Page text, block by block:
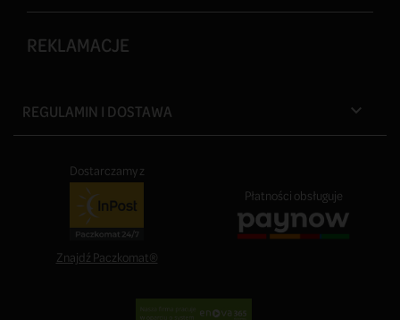
REKLAMACJE
REGULAMIN I DOSTAWA 
Dostarczamy z
Znajdź Paczkomat®
Płatności obsługuje